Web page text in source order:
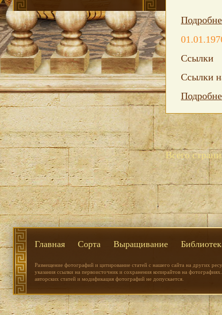
Ссылки
Ссылки
Всего
Главная Сорта Выращивание
Размещение фотографий и цитирование статей с нашего сайта на других
указания ссылки на первоисточник и сохранения копирайтов на
авторских статей и модификация фотографий не допускается.